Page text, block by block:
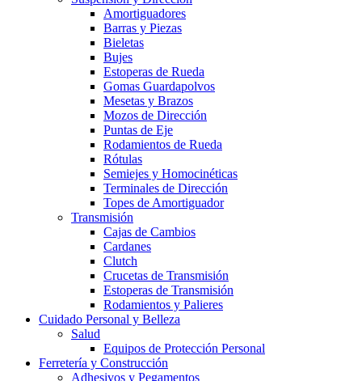
Amortiguadores
Barras y Piezas
Bieletas
Bujes
Estoperas de Rueda
Gomas Guardapolvos
Mesetas y Brazos
Mozos de Dirección
Puntas de Eje
Rodamientos de Rueda
Rótulas
Semiejes y Homocinéticas
Terminales de Dirección
Topes de Amortiguador
Transmisión
Cajas de Cambios
Cardanes
Clutch
Crucetas de Transmisión
Estoperas de Transmisión
Rodamientos y Palieres
Cuidado Personal y Belleza
Salud
Equipos de Protección Personal
Ferretería y Construcción
Adhesivos y Pegamentos